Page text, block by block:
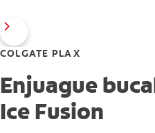
COLGATE PLAX
Enjuague
Ice Fusion